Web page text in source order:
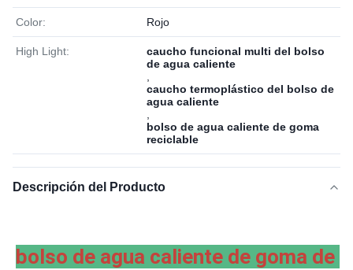
Color: Rojo
High Light:
caucho funcional multi del bolso
de agua caliente
caucho termoplástico del bolso de
agua caliente
bolso de agua caliente de goma
reciclable
Descripción del Producto
bolso de agua caliente de goma de